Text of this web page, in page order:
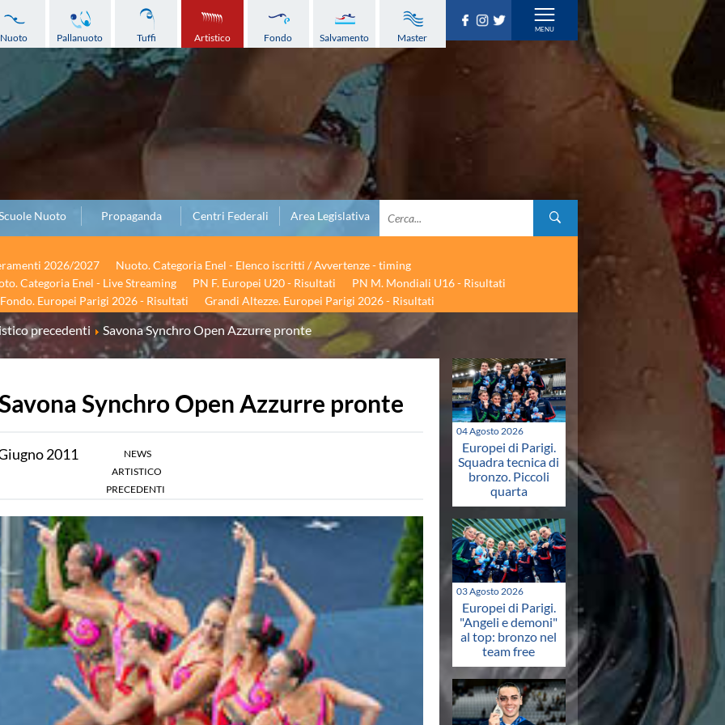
Nuoto Pallanuoto Tuffi Artistico Fondo Salvamento Master
Nuoto Propaganda Centri Federali Area Legislativa
2026/2027
Nuoto. Categoria Enel - Elenco iscritti / Avvertenze - timing
Categoria Enel - Live Streaming PN F. Europei U20 - Risultati
PN M. Mondiali U16 - Risultati
Fondo. Europei Parigi 2026 - Risultati Grandi Altezze. Europei Parigi 2026 - Risultati
precedenti Savona Synchro Open Azzurre pronte
Synchro Open Azzurre pronte
2011
NEWS
ARTISTICO
PRECEDENTI
04 Agosto 2026
Europei di Parigi.
Squadra tecnica di
bronzo. Piccoli
quarta
03 Agosto 2026
Europei di Parigi.
"Angeli e demoni"
al top: bronzo nel
team free